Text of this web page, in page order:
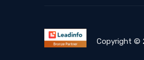
Copyright ©